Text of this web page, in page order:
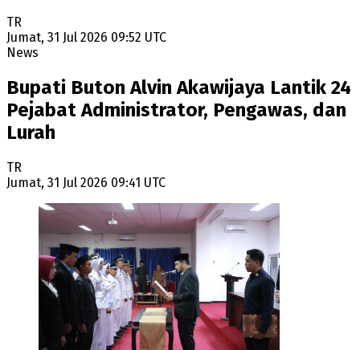
TR
Jumat, 31 Jul 2026 09:52 UTC
News
Bupati Buton Alvin Akawijaya Lantik 24
Pejabat Administrator, Pengawas, dan
Lurah
TR
Jumat, 31 Jul 2026 09:41 UTC